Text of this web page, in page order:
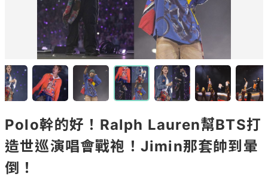
Polo幹的好！Ralph Lauren幫BTS打
造世巡演唱會戰袍！Jimin那套帥到暈
倒！